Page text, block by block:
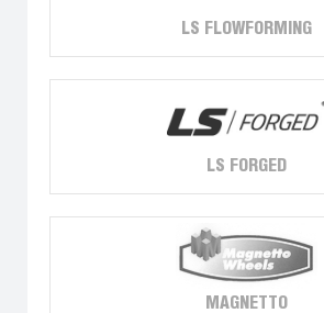
LS FLOWFORMING
LS FORGED
MAGNETTO